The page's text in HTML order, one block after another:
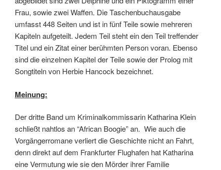
Frau, sowie zwei Waffen. Die Taschenbuchausgabe
umfasst 448 Seiten und ist in fünf Teile sowie mehreren
Kapiteln aufgeteilt. Jedem Teil steht ein den Teil treffender
Titel und ein Zitat einer berühmten Person voran. Ebenso
sind die einzelnen Kapitel der Teile sowie der Prolog mit
Songtiteln von Herbie Hancock bezeichnet.
Meinung:
Der dritte Band um Kriminalkommissarin Katharina Klein
schließt nahtlos an “African Boogie” an. Wie auch die
Vorgängerromane verliert die Geschichte nicht an Fahrt,
denn direkt auf dem Frankfurter Flughafen hat Katharina
eine Vermutung wie sie den Mörder ihrer Familie